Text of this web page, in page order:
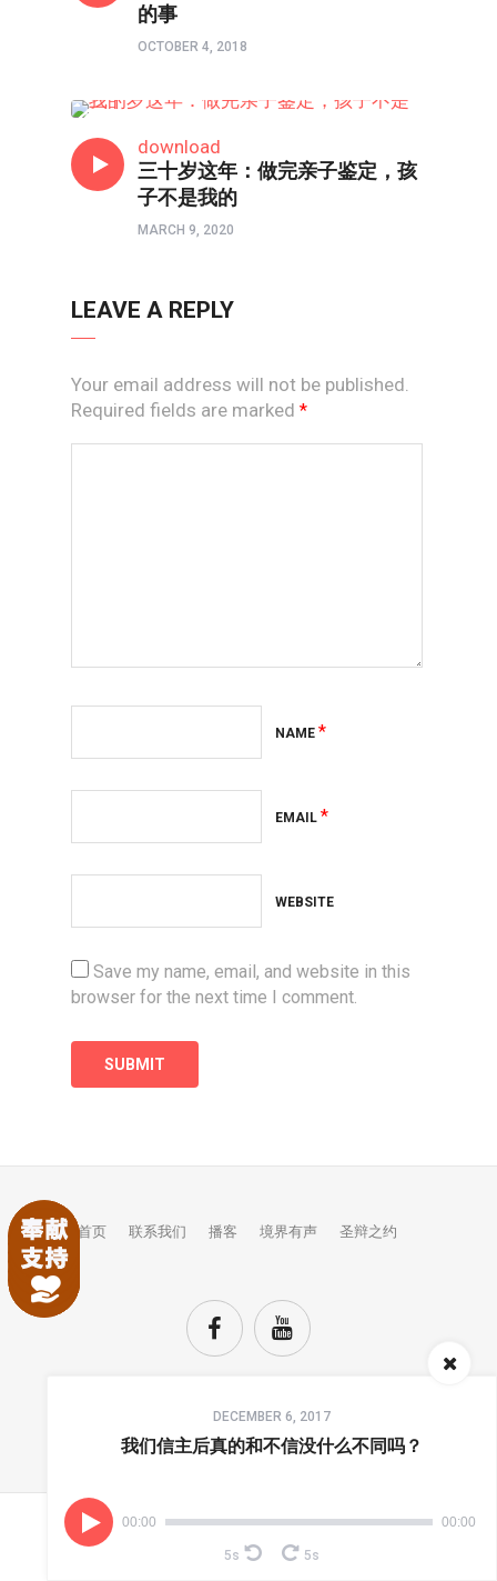
的事
OCTOBER 4, 2018
download
三十岁这年：做完亲子鉴定，孩
子不是我的
MARCH 9, 2020
LEAVE A REPLY
Your email address will not be published.
Required fields are marked *
NAME *
EMAIL *
WEBSITE
Save my name, email, and website in this
browser for the next time I comment.
DECEMBER 6, 2017
我们信主后真的和不信没什么不同吗？
00:00 00:00
5s 5s
首页 联系我们 播客 境界有声 圣辩之约
TOP